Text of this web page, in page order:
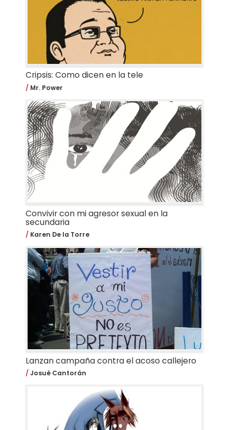
Cripsis: Como dicen en la tele
Mr. Power
Convivir con mi agresor sexual en la
secundaria
Karen De la Torre
Lanzan campaña contra el acoso callejero
Josué Cantorán